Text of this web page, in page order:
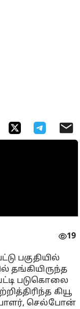
19
பகுதியில்
தங்கியிருந்த
படுகொலை
கியூ
செல்போன்